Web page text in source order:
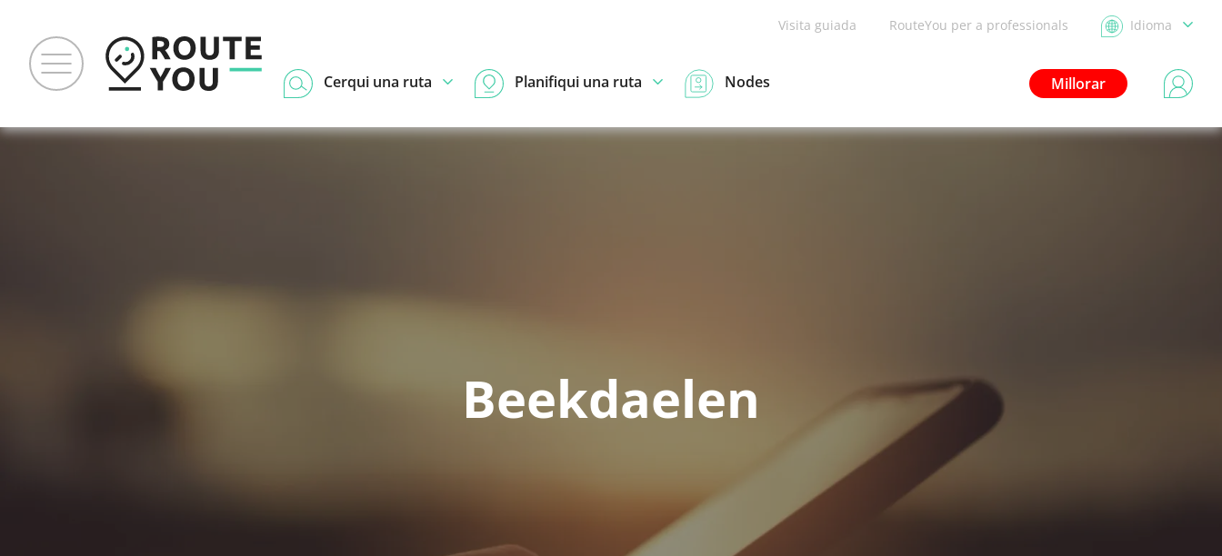
Visita guiada RouteYou per a professionals Idioma
Millorar
Cerqui una ruta Planifiqui una ruta Nodes
Beekdaelen